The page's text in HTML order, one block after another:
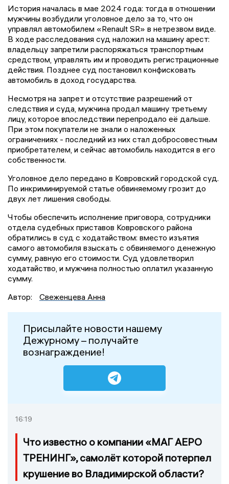
История началась в мае 2024 года: тогда в отношении
мужчины возбудили уголовное дело за то, что он
управлял автомобилем «Renault SR» в нетрезвом виде.
В ходе расследования суд наложил на машину арест:
владельцу запретили распоряжаться транспортным
средством, управлять им и проводить регистрационные
действия. Позднее суд постановил конфисковать
автомобиль в доход государства.
Несмотря на запрет и отсутствие разрешений от
следствия и суда, мужчина продал машину третьему
лицу, которое впоследствии перепродало её дальше.
При этом покупатели не знали о наложенных
ограничениях - последний из них стал добросовестным
приобретателем, и сейчас автомобиль находится в его
собственности.
Уголовное дело передано в Ковровский городской суд.
По инкриминируемой статье обвиняемому грозит до
двух лет лишения свободы.
Чтобы обеспечить исполнение приговора, сотрудники
отдела судебных приставов Ковровского района
обратились в суд с ходатайством: вместо изъятия
самого автомобиля взыскать с обвиняемого денежную
сумму, равную его стоимости. Суд удовлетворил
ходатайство, и мужчина полностью оплатил указанную
сумму.
Автор:
Свеженцева Анна
Присылайте новости нашему
Дежурному – получайте
вознаграждение!
16:19
Что известно о компании «МАГ АЕРО
ТРЕНИНГ», самолёт которой потерпел
крушение во Владимирской области?